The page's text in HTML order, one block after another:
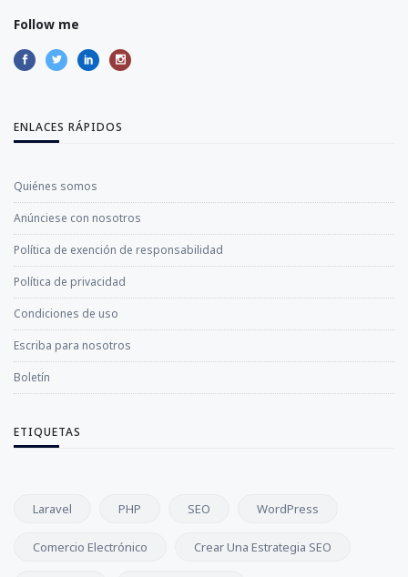
Follow me
ENLACES RÁPIDOS
Quiénes somos
Anúnciese con nosotros
Política de exención de responsabilidad
Política de privacidad
Condiciones de uso
Escriba para nosotros
Boletín
ETIQUETAS
Laravel PHP SEO WordPress
Comercio Electrónico Crear Una Estrategia SEO